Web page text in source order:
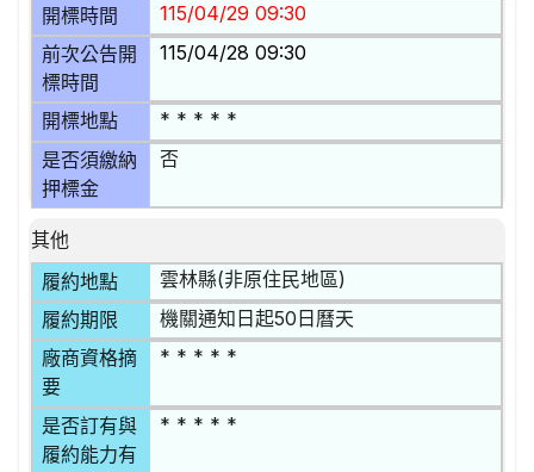
開標時間 115/04/29 09:30
前次公告開
標時間
115/04/28 09:30
開標地點 * * * * *
是否須繳納
押標金
否
其他
履約地點
雲林縣(非原住民地區)
履約期限 機關通知日起50日曆天
廠商資格摘
要
* * * * *
是否訂有與
履約能力有
* * * * *